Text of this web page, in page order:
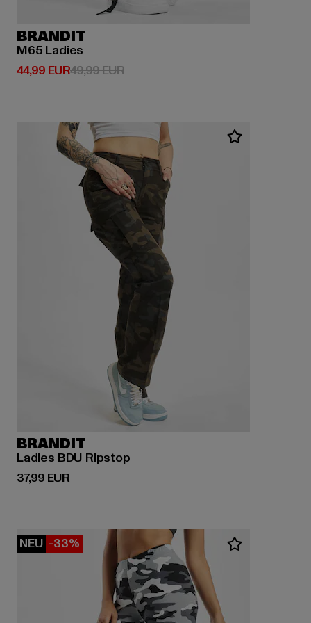
BRANDIT
M65 Ladies
44,99 EUR
Derzeitiger Preis: 44,99 EUR
49,99 EURAktionspreis: 49,99 EUR
BRANDIT
Ladies BDU Ripstop
37,99 EUR
Derzeitiger Preis: 37,99 EUR
NEU -33%